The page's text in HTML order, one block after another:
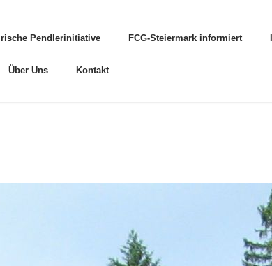
Pendlerinitiative FCG-Steiermark informiert
Über Uns Kontakt